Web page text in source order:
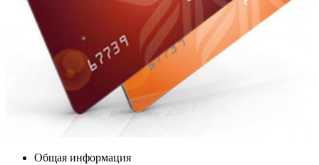
Общая информация